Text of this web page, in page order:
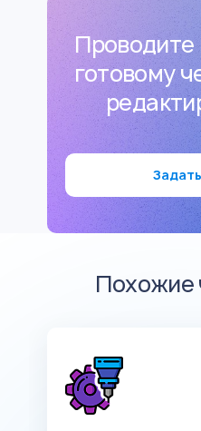
Проводите
готовому
Похожие